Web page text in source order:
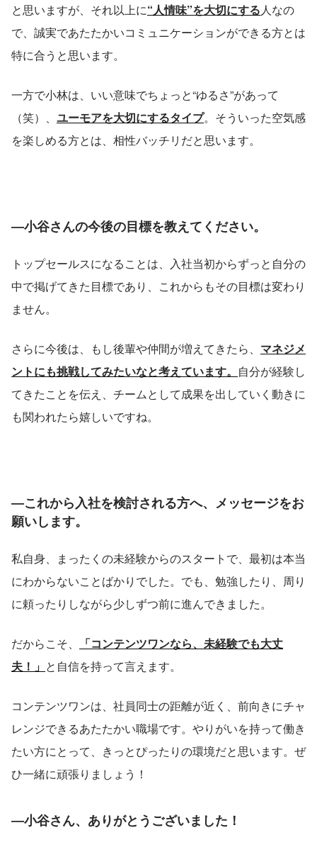
と思いますが、それ以上に“人情味”を大切にする人なの
で、誠実であたたかいコミュニケーションができる方とは
特に合うと思います。
一方で小林は、いい意味でちょっと“ゆるさ”があって
（笑）、 ユーモアを大切にするタイプ。そういった空気感
を楽しめる方とは、相性バッチリだと思います。
―小谷さんの今後の目標を教えてください。
トップセールスになることは、入社当初からずっと自分の
中で掲げてきた目標であり、これからもその目標は変わり
ません。
さらに今後は、もし後輩や仲間が増えてきたら、 マネジメ
ントにも挑戦してみたいなと考えています。 自分が経験し
てきたことを伝え、チームとして成果を出していく動きに
も関われたら嬉しいですね。
―これから入社を検討される方へ、メッセージをお
願いします。
私自身、まったくの未経験からのスタートで、最初は本当
にわからないことばかりでした。でも、勉強したり、周り
に頼ったりしながら少しずつ前に進んできました。
だからこそ、
「コンテンツワンなら、未経験でも大丈
夫！」 と自信を持って言えます。
コンテンツワンは、社員同士の距離が近く、前向きにチャ
レンジできるあたたかい職場です。やりがいを持って働き
たい方にとって、きっとぴったりの環境だと思います。ぜ
ひ一緒に頑張りましょう！
―小谷さん、ありがとうございました！